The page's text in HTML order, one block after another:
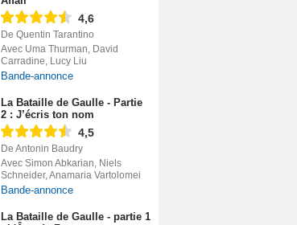
4,6
De Quentin Tarantino
Avec Uma Thurman, David
Carradine, Lucy Liu
Bande-annonce
La Bataille de Gaulle - Partie
2 : J’écris ton nom
4,5
De Antonin Baudry
Avec Simon Abkarian, Niels
Schneider, Anamaria Vartolomei
Bande-annonce
La Bataille de Gaulle - partie 1